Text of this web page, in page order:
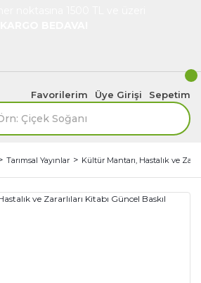
Favorilerim Üye Girişi Sepetim
Tarımsal Yayınlar Kültür Mantarı, Hastalık ve